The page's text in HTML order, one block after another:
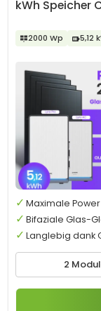
kWh Speicher
2000 Wp 5,12
2
Maximale
Bifaziale Glas-
Langlebig dank